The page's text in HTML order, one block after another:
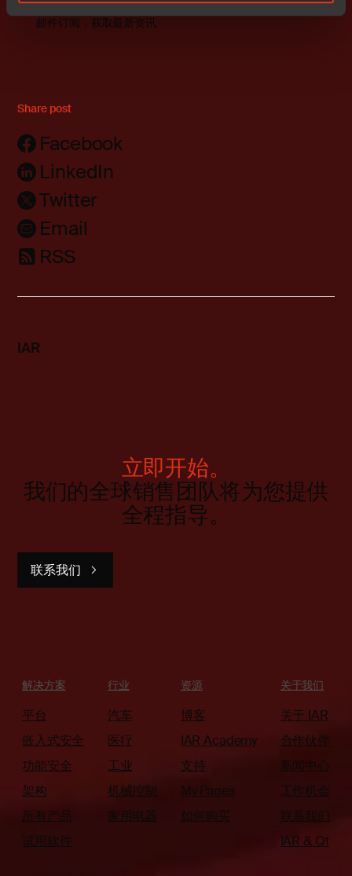
邮件订阅，获取最新资讯
Share post
Facebook
LinkedIn
Twitter
Email
RSS
IAR
立即开始。
我们的全球销售团队将为您提供
全程指导。
联系我们
解决方案
平台
嵌入式安全
功能安全
架构
所有产品
试用软件
行业
汽车
医疗
工业
机械控制
家用电器
资源
博客
IAR Academy
支持
My Pages
如何购买
关于我们
关于 IAR
合作伙伴
新闻中心
工作机会
联系我们
IAR & Qt